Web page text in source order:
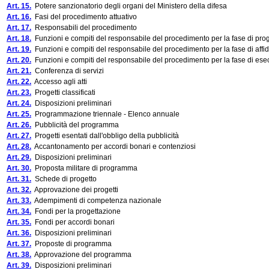
Art. 15. Potere sanzionatorio degli organi del Ministero della difesa
Art. 16. Fasi del procedimento attuativo
Art. 17. Responsabili del procedimento
Art. 18. Funzioni e compiti del responsabile del procedimento per la fase di
Art. 19. Funzioni e compiti del responsabile del procedimento per la fase di
Art. 20. Funzioni e compiti del responsabile del procedimento per la fase di
Art. 21. Conferenza di servizi
Art. 22. Accesso agli atti
Art. 23. Progetti classificati
Art. 24. Disposizioni preliminari
Art. 25. Programmazione triennale - Elenco annuale
Art. 26. Pubblicità del programma
Art. 27. Progetti esentati dall'obbligo della pubblicità
Art. 28. Accantonamento per accordi bonari e contenziosi
Art. 29. Disposizioni preliminari
Art. 30. Proposta militare di programma
Art. 31. Schede di progetto
Art. 32. Approvazione dei progetti
Art. 33. Adempimenti di competenza nazionale
Art. 34. Fondi per la progettazione
Art. 35. Fondi per accordi bonari
Art. 36. Disposizioni preliminari
Art. 37. Proposte di programma
Art. 38. Approvazione del programma
Art. 39. Disposizioni preliminari